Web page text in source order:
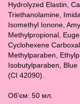
Hydrolyzed Elastin,
Triethanolamine,
Isomethyl Ionone,
Methylpropional,
Cyclohexene
Methylparaben,
Isobutylparaben,
(CI 42090).
Об'єм: 50 мл.